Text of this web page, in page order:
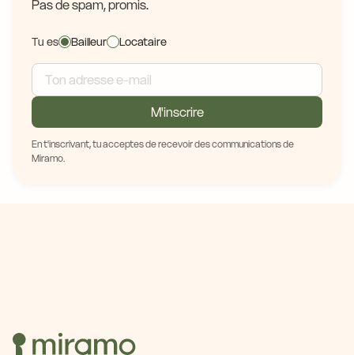
Pas de spam, promis.
Tu es Bailleur Locataire
M'inscrire
En t'inscrivant, tu acceptes de recevoir des communications de
Miramo.